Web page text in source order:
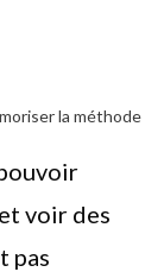
la méthode
et voir des
pas